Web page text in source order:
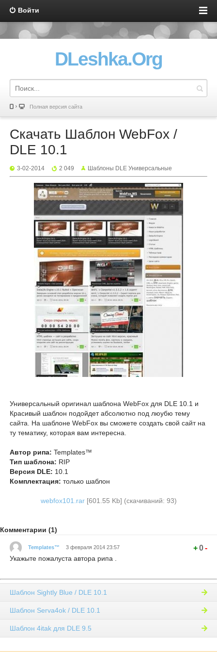
Войти
DLeshka.Org
Полная версия сайта
Скачать Шаблон WebFox /
DLE 10.1
3-02-2014 2 049 Шаблоны DLE Универсальные
Универсальный оригинал шаблона WebFox для DLE 10.1 и
Красивый шаблон подойдет абсолютно под люубю тему
сайта. На шаблоне WebFox вы сможете создать свой сайт на
ту тематику, которая вам интересна.
Автор рипа: Templates™
Тип шаблона: RIP
Версия DLE: 10.1
Комплектация: только шаблон
webfox101.rar[601.55 Kb] (cкачиваний: 93)
Комментарии (1)
Templates™ 3 февраля 2014 23:57 +0-
Укажыте пожалуста автора рипа .
Шаблон Sightly Blue / DLE 10.1
Шаблон Serva4ok / DLE 10.1
Шаблон 4itak для DLE 9.5